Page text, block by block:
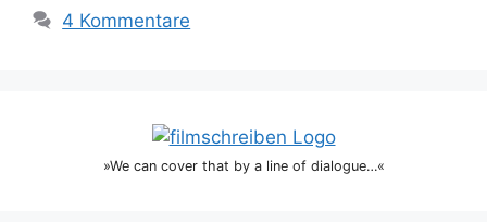
4 Kommentare
»We can cover that by a line of dialogue…«